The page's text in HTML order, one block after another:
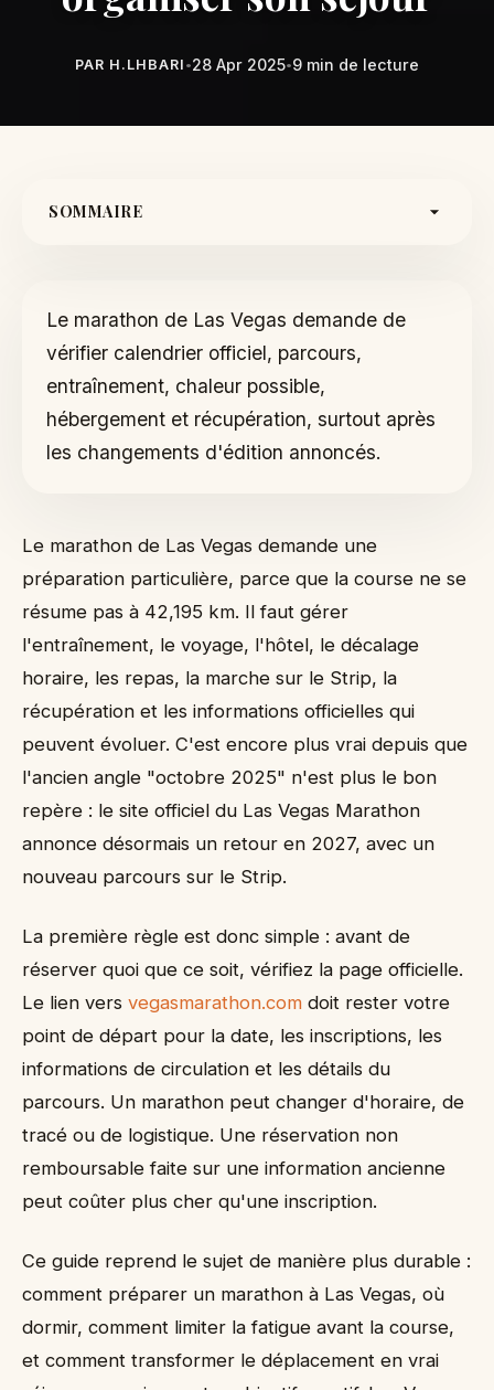
PAR H.LHBARI •28 Apr 2025•9 min de lecture
SOMMAIRE
distances
Tableau de préparation logistique
S'entraîner pour courir dans une ville qui fatigue
Manger et boire avant la course
Transformer la course en séjour réussi
Le marathon de Las Vegas demande de
vérifier calendrier officiel, parcours,
entraînement, chaleur possible,
hébergement et récupération, surtout après
les changements d'édition annoncés.
Le marathon de Las Vegas demande une
préparation particulière, parce que la course ne se
résume pas à 42,195 km. Il faut gérer
l'entraînement, le voyage, l'hôtel, le décalage
horaire, les repas, la marche sur le Strip, la
récupération et les informations officielles qui
peuvent évoluer. C'est encore plus vrai depuis que
l'ancien angle "octobre 2025" n'est plus le bon
repère : le site officiel du Las Vegas Marathon
annonce désormais un retour en 2027, avec un
nouveau parcours sur le Strip.
La première règle est donc simple : avant de
réserver quoi que ce soit, vérifiez la page officielle.
Le lien vers vegasmarathon.com doit rester votre
point de départ pour la date, les inscriptions, les
informations de circulation et les détails du
parcours. Un marathon peut changer d'horaire, de
tracé ou de logistique. Une réservation non
remboursable faite sur une information ancienne
peut coûter plus cher qu'une inscription.
Ce guide reprend le sujet de manière plus durable :
comment préparer un marathon à Las Vegas, où
dormir, comment limiter la fatigue avant la course,
et comment transformer le déplacement en vrai